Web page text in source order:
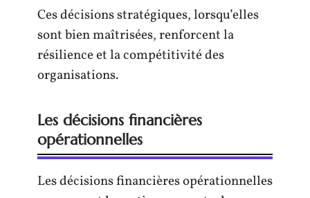
Ces décisions stratégiques, lorsqu’elles
sont bien maîtrisées, renforcent la
résilience et la compétitivité des
organisations.
Les décisions financières
opérationnelles
Les décisions financières opérationnelles